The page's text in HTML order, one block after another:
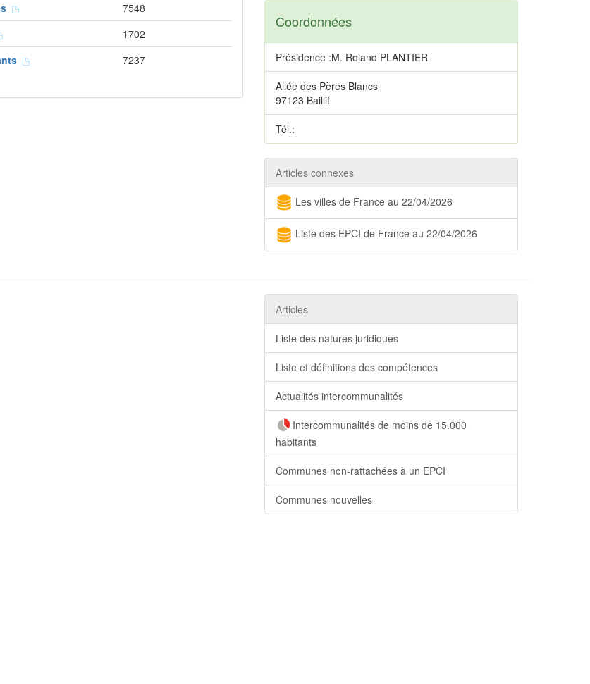
7548
1702
7237
Coordonnées
Présidence :M. Roland PLANTIER
Allée des Pères Blancs
97123 Baillif
Tél.:
Articles connexes
Les villes de France au 22/04/2026
Liste des EPCI de France au 22/04/2026
Articles
Liste des natures juridiques
Liste et définitions des compétences
Actualités intercommunalités
Intercommunalités de moins de 15.000
habitants
Communes non-rattachées à un EPCI
Communes nouvelles